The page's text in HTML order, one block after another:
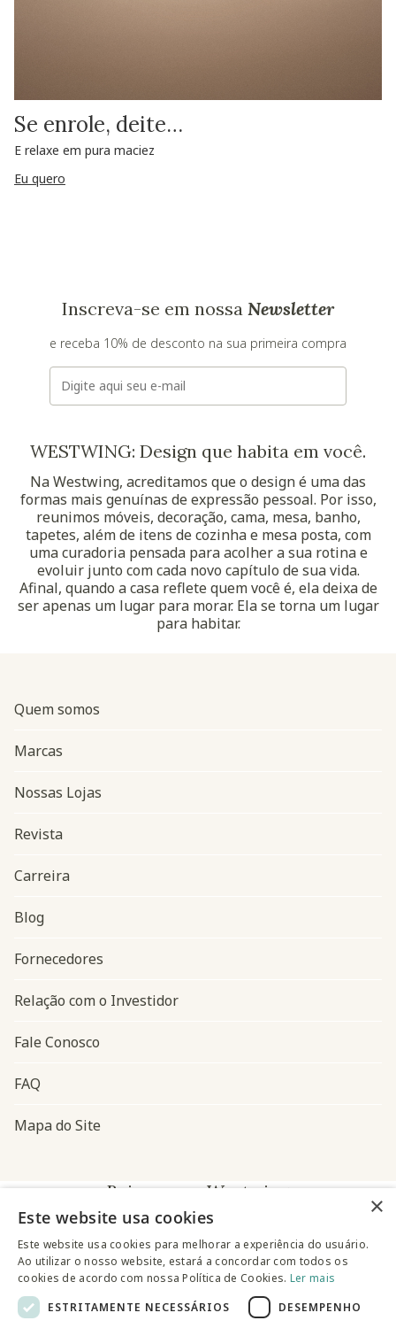
Se enrole, deite…
E relaxe em pura maciez
Eu quero
Inscreva-se em nossa Newsletter
e receba 10% de desconto na sua primeira compra
E-mail
WESTWING: Design que habita em você.
Na Westwing, acreditamos que o design é uma das
formas mais genuínas de expressão pessoal. Por isso,
reunimos móveis, decoração, cama, mesa, banho,
tapetes, além de itens de cozinha e mesa posta, com
uma curadoria pensada para acolher a sua rotina e
evoluir junto com cada novo capítulo de sua vida.
Afinal, quando a casa reflete quem você é, ela deixa de
ser apenas um lugar para morar. Ela se torna um lugar
para habitar.
Navegação do rodapé
Quem somos
Marcas
Nossas Lojas
Revista
Carreira
Blog
Fornecedores
Relação com o Investidor
Fale Conosco
FAQ
Mapa do Site
Baixe o app Westwing
×
Este website usa cookies
Este website usa cookies para melhorar a experiência do usuário.
Ao utilizar o nosso website, estará a concordar com todos os
cookies de acordo com nossa Política de Cookies. Ler mais
ESTRITAMENTE NECESSÁRIOS
DESEMPENHO